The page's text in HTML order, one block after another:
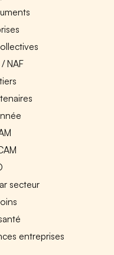
NAF
secteur
entreprises